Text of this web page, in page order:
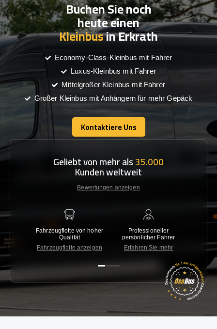
Buchen Sie noch
heute einen
Kleinbusin Erkrath
Economy-Class-Kleinbus mit Fahrer
Luxus-Kleinbus mit Fahrer
Mittelgroßer Kleinbus mit Fahrer
Großer Kleinbus mit Anhängern für mehr Gepäck
Kontaktiere Uns
Kontaktiere Uns
Geliebt von mehr als35.000
Kunden weltweit
Bewertungen anzeigen
Fahrzeugflotte von hoher
Qualität
Fahrzeugflotte anzeigen
Professioneller
persönlicher Fahrer
Erfahren Sie mehr